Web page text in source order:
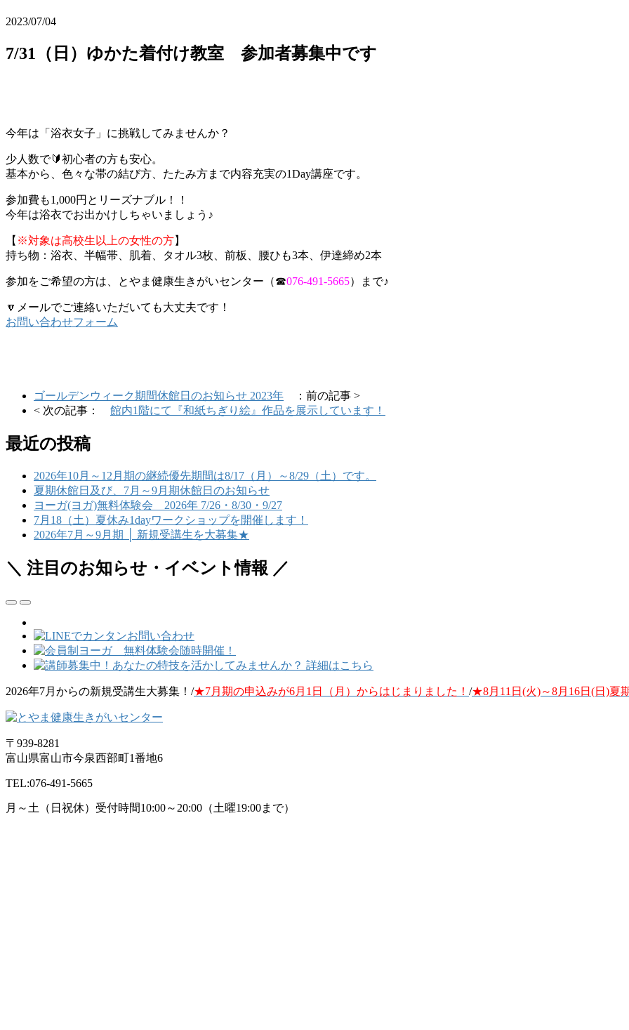
2023/07/04
7/31（日）ゆかた着付け教室 参加者募集中です
今年は「浴衣女子」に挑戦してみませんか？
少人数で🔰初心者の方も安心。
基本から、色々な帯の結び方、たたみ方まで内容充実の1Day講座です。
参加費も1,000円とリーズナブル！！
今年は浴衣でお出かけしちゃいましょう♪
【 ※対象は高校生以上の女性の方】
持ち物：浴衣、半幅帯、肌着、タオル3枚、前板、腰ひも3本、伊達締め2本
参加をご希望の方は、とやま健康生きがいセンター（☎076-491-5665）まで♪
🔽メールでご連絡いただいても大丈夫です！
お問い合わせフォーム
ゴールデンウィーク期間休館日のお知らせ 2023年 ：前の記事 >
< 次の記事： 館内1階にて『和紙ちぎり絵』作品を展示しています！
最近の投稿
2026年10月～12月期の継続優先期間は8/17（月）～8/29（土）です。
夏期休館日及び、7月～9月期休館日のお知らせ
ヨーガ(ヨガ)無料体験会 2026年 7/26・8/30・9/27
7月18（土）夏休み1dayワークショップを開催します！
2026年7月～9月期 │ 新規受講生を大募集★
＼ 注目のお知らせ・イベント情報 ／
2026年7月からの新規受講生大募集！/★7月期の申込みが6月1日（月）からはじまりました！ /★8月11日(火)～8月16日(日)夏
〒939-8281
富山県富山市今泉西部町1番地6
TEL:076-491-5665
月～土（日祝休）受付時間10:00～20:00 （土曜19:00まで）